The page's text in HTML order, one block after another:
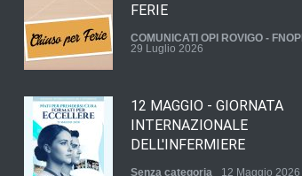
FERIE
COMUNICATI OPI ROVIGO - FNOPI
29 Luglio 2026
12 MAGGIO - GIORNATA
INTERNAZIONALE
DELL'INFERMIERE
Senza categoria 12 Maggio 2026